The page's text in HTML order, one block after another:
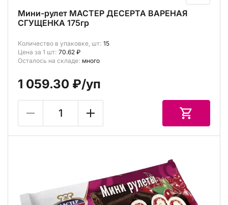
Мини-рулет МАСТЕР ДЕСЕРТА ВАРЕНАЯ
СГУЩЕНКА 175гр
Количество в упаковке, шт: 15
Цена за 1 шт: 70.62 ₽
Осталось на складе: много
1 059.30 ₽/уп